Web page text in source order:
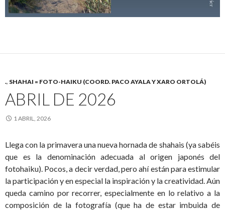
., SHAHAI = FOTO-HAIKU (COORD. PACO AYALA Y XARO ORTOLÁ)
ABRIL DE 2026
1 ABRIL, 2026
Llega con la primavera una nueva hornada de shahais (ya sabéis
que es la denominación adecuada al origen japonés del
fotohaiku). Pocos, a decir verdad, pero ahí están para estimular
la participación y en especial la inspiración y la creatividad. Aún
queda camino por recorrer, especialmente en lo relativo a la
composición de la fotografía (que ha de estar imbuida de